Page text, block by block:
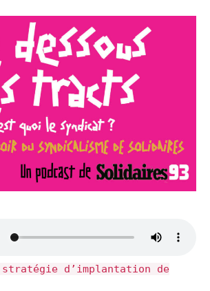
stratégie d’implantation de